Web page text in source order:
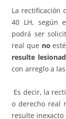
La rectificación
40 LH, según
podrá ser
real que no
resulte
con arreglo a
Es decir, la
o derecho real
resulte inexacto